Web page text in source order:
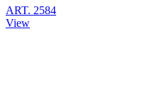
ART. 2584
View